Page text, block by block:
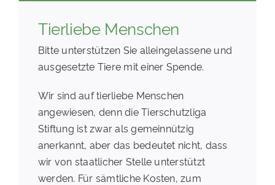
Tierliebe Menschen
Bitte unterstützen Sie alleingelassene und
ausgesetzte Tiere mit einer Spende.
Wir sind auf tierliebe Menschen
angewiesen, denn die Tierschutzliga
Stiftung ist zwar als gemeinnützig
anerkannt, aber das bedeutet nicht, dass
wir von staatlicher Stelle unterstützt
werden. Für sämtliche Kosten, zum